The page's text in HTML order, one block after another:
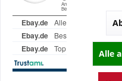
Alle